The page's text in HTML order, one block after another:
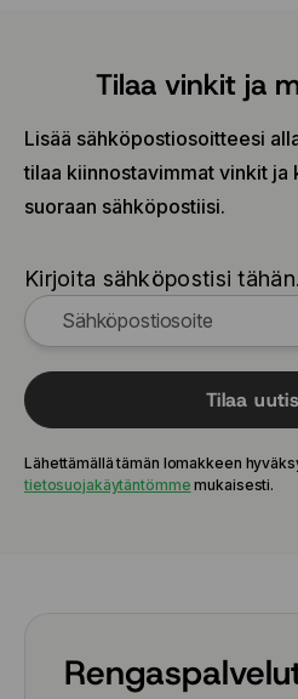
Tilaa vinkit ja
Lisää sähköpostiosoitteesi
tilaa kiinnostavimmat vinkit ja
suoraan sähköpostiisi.
Kirjoita sähköpostisi
Tilaa
Lähettämällä tämän lomakkeen
tietosuojakäytäntömme mukaisesti.